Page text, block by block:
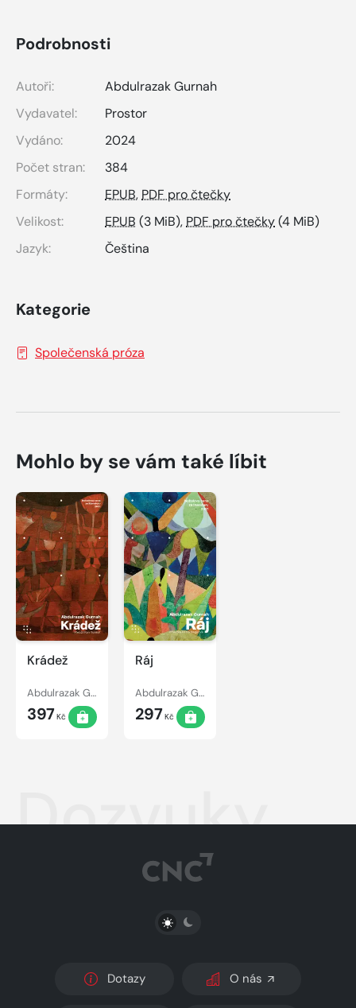
Podrobnosti
Autoři:
Abdulrazak Gurnah
Vydavatel:
Prostor
Vydáno:
2024
Počet stran:
384
Formáty:
EPUB,PDF pro čtečky
Velikost:
EPUB (3 MiB),PDF pro čtečky(4 MiB)
Jazyk:
Čeština
Kategorie
Společenská próza
Mohlo by se vám také líbit
Krádež
Abdulrazak Gurnah
397Kč
Ráj
Abdulrazak Gurnah
297Kč
Dozvuky
PŘEPNOUT SVĚTLÝ/TMAVÝ REŽIM
Dotazy O nás